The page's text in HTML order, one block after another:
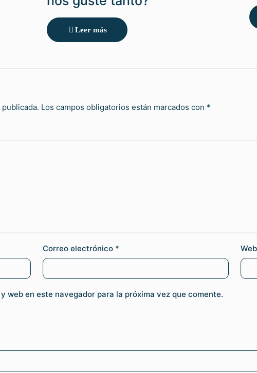
Leer más
Los campos obligatorios están marcados con *
Correo electrónico * Web
web en este navegador para la próxima vez que comente.